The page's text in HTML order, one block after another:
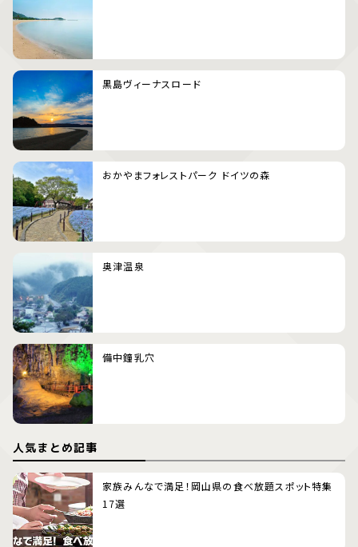
黒島ヴィーナスロード
おかやまフォレストパーク ドイツの森
奥津温泉
備中鐘乳穴
人気まとめ記事
家族みんなで満足！岡山県の食べ放題スポット特集
17選